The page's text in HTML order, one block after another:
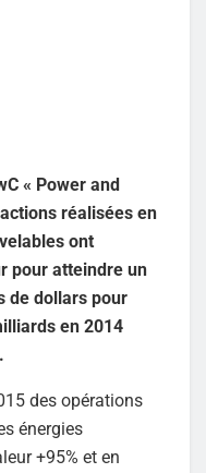
« Power and
réalisées en
ont
pour atteindre un
de dollars pour
en 2014
des opérations
énergies
+95% et en